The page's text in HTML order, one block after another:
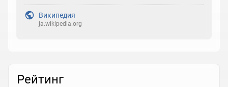
Википедия
ja.wikipedia.org
Рейтинг